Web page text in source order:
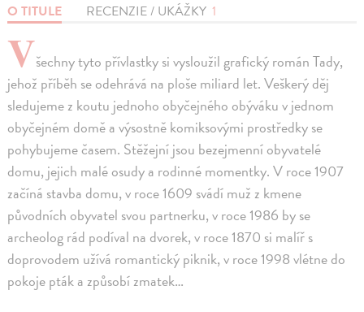
O TITULE RECENZIE / UKÁŽKY 1
Všechny tyto přívlastky si vysloužil grafický román Tady,
jehož příběh se odehrává na ploše miliard let. Veškerý děj
sledujeme z koutu jednoho obyčejného obýváku v jednom
obyčejném domě a výsostně komiksovými prostředky se
pohybujeme časem. Stěžejní jsou bezejmenní obyvatelé
domu, jejich malé osudy a rodinné momentky. V roce 1907
začíná stavba domu, v roce 1609 svádí muž z kmene
původních obyvatel svou partnerku, v roce 1986 by se
archeolog rád podíval na dvorek, v roce 1870 si malíř s
doprovodem užívá romantický piknik, v roce 1998 vlétne do
pokoje pták a způsobí zmatek…